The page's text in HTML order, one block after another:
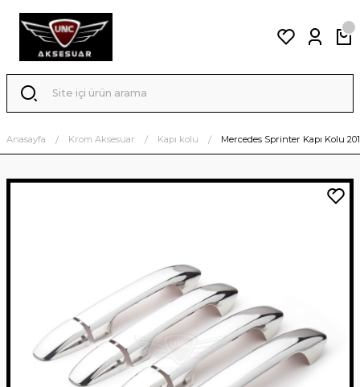
Anasayfa Krom Aksesuar Kapı kolu Mercedes Sprinter Kapı Kolu